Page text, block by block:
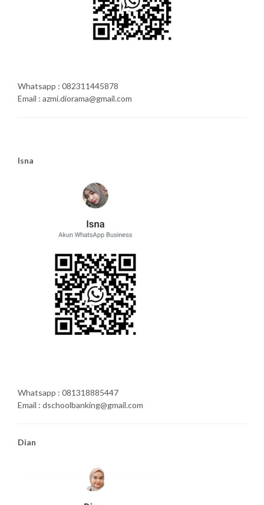
Whatsapp : 082311445878
Email : azmi.diorama@gmail.com
Isna
Whatsapp : 081318885447
Email : dschoolbanking@gmail.com
Dian